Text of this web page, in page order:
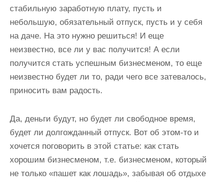
стабильную заработную плату, пусть и
небольшую, обязательный отпуск, пусть и у себя
на даче. На это нужно решиться! И еще
неизвестно, все ли у вас получится! А если
получится стать успешным бизнесменом, то еще
неизвестно будет ли то, ради чего все затевалось,
приносить вам радость.
Да, деньги будут, но будет ли свободное время,
будет ли долгожданный отпуск. Вот об этом-то и
хочется поговорить в этой статье: как стать
хорошим бизнесменом, т.е. бизнесменом, который
не только «пашет как лошадь», забывая об отдыхе